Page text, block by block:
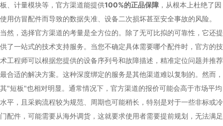
板、计量模块等，官方渠道能提供100%的正品保障 ，从根本上杜绝了因
使用仿冒配件而导致的数据失准、设备二次损坏甚至安全事故的风险。
当然，选择官方渠道的考量是全方位的。除了无可比拟的可靠性，它还提
供了一站式的技术支持服务。当您不确定具体需要哪个配件时，官方的技
术工程师可以根据您提供的设备序列号和故障描述，精准定位问题并推荐
最合适的解决方案。这种深度绑定的服务是其他渠道难以复制的。然而，
其"短板"也相对明显。通常情况下，官方渠道的报价可能会高于市场平均
水平，且采购流程较为规范、周期也可能稍长，特别是对于一些非标或冷
门配件，可能需要从海外调货，这就要求使用者需要提前规划，无法满足